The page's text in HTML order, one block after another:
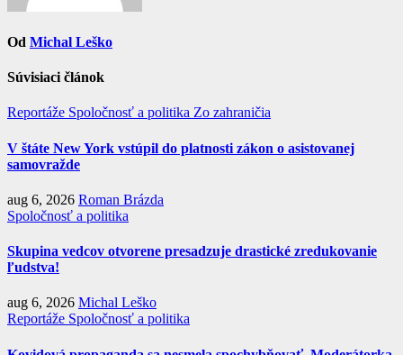
Od Michal Leško
Súvisiaci článok
Reportáže Spoločnosť a politika Zo zahraničia
V štáte New York vstúpil do platnosti zákon o asistovanej
samovražde
aug 6, 2026 Roman Brázda
Spoločnosť a politika
Skupina vedcov otvorene presadzuje drastické zredukovanie
ľudstva!
aug 6, 2026 Michal Leško
Reportáže Spoločnosť a politika